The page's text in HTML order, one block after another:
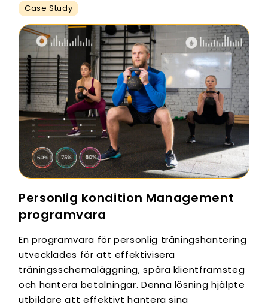
Case Study
Personlig kondition Management
programvara
En programvara för personlig träningshantering
utvecklades för att effektivisera
träningsschemaläggning, spåra klientframsteg
och hantera betalningar. Denna lösning hjälpte
utbildare att effektivt hantera sina